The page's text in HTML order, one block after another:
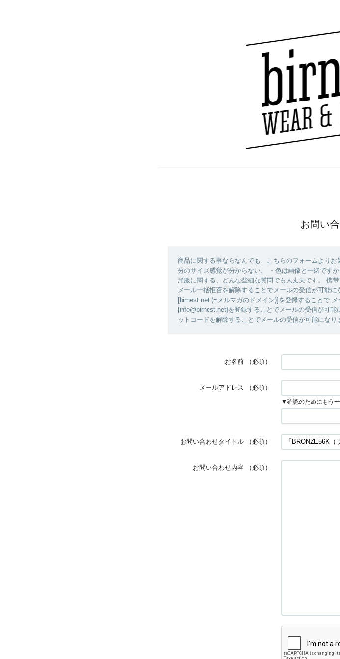
お問い
商品に関する事ならなんでも、こちらのフォームより
分のサイズ感覚が分からない。 ・色は画像と一緒です
洋服に関する、どんな些細な質問でも大丈夫です。 携
メール一括拒否を解除することでメールの受信が可能
[birnest.net (=メルマガのドメイン)]を登録することで
[info@birnest.net]を登録することでメールの受信が可
ットコードを解除することでメールの受信が可能になり
お名前 （必須）
メールアドレス （必須）
▼確認のためにもう一
お問い合わせタイトル （必須）
お問い合わせ内容 （必須）